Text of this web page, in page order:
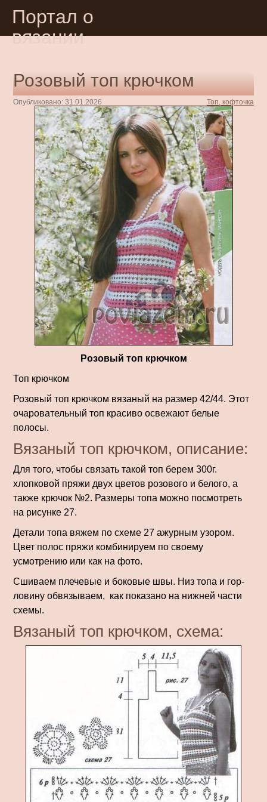
Портал о
вязании
Розовый топ крючком
Опубликовано: 31.01.2026 Топ, кофточка
Розовый топ крючком
Топ крючком
Розовый топ крючком вязаный на размер 42/44. Этот
очаровательный топ красиво освежают белые
полосы.
Вязаный топ крючком, описание:
Для того, чтобы связать такой топ берем 300г.
хлопковой пряжи двух цветов розового и белого, а
также крючок №2. Размеры топа можно посмотреть
на рисунке 27.
Детали топа вяжем по схеме 27 ажурным узором.
Цвет полос пряжи комбинируем по своему
усмотрению или как на фото.
Сшиваем плечевые и бо­ковые швы. Низ топа и гор­
ловину обвязываем, как показано на нижней части
схемы.
Вязаный топ крючком, схема: